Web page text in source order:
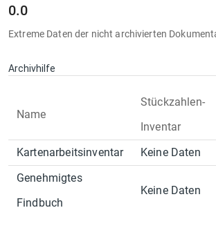
0.0
Extreme Daten der nicht archivierten
Archivhilfe
Name
Stückzahlen-
Inventar
Kartenarbeitsinventar
Keine Daten
Genehmigtes
Findbuch
Keine Daten